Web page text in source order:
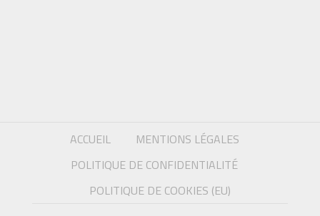
ACCUEIL
MENTIONS LÉGALES
POLITIQUE DE CONFIDENTIALITÉ
POLITIQUE DE COOKIES (EU)